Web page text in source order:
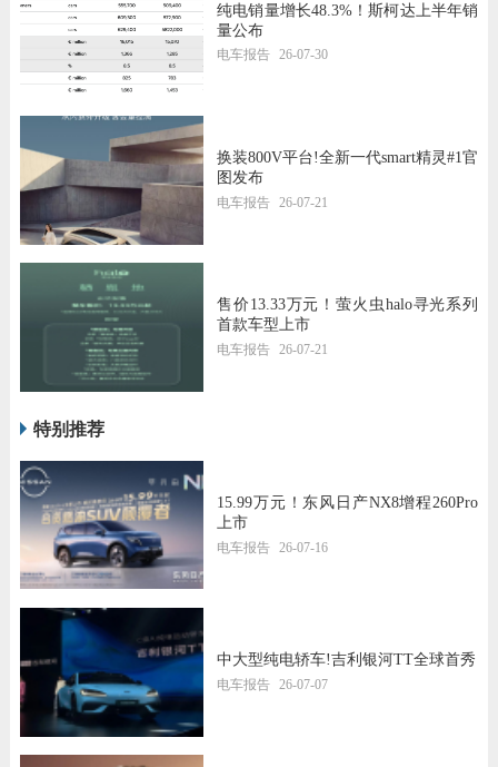
纯电销量增长48.3%！斯柯达上半年销
量公布
电车报告 26-07-30
换装800V平台!全新一代smart精灵#1官
图发布
电车报告 26-07-21
售价13.33万元！萤火虫halo寻光系列
首款车型上市
电车报告 26-07-21
特别推荐
15.99万元！东风日产NX8增程260Pro
上市
电车报告 26-07-16
中大型纯电轿车!吉利银河TT全球首秀
电车报告 26-07-07